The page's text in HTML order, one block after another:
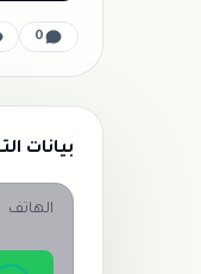
0
بيانات
الهاتف